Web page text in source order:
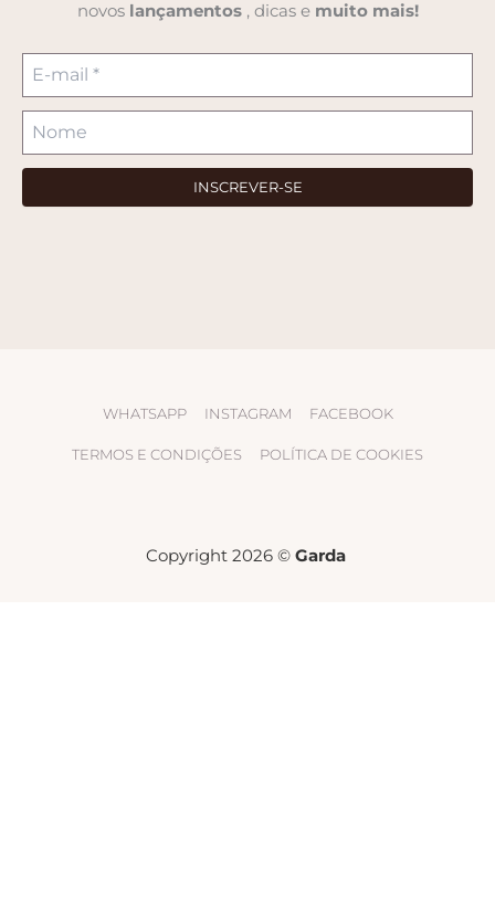
novos lançamentos, dicas e muito mais!
WHATSAPP INSTAGRAM FACEBOOK
TERMOS E CONDIÇÕES POLÍTICA DE COOKIES
Copyright 2026 © Garda